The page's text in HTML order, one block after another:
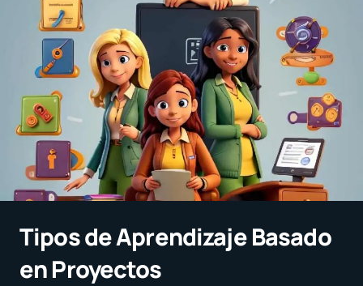
Tipos de Aprendizaje Basado
en Proyectos